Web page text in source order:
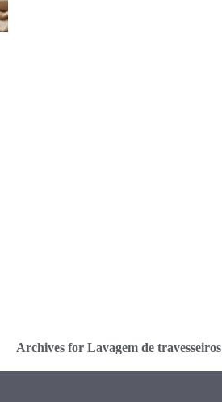
Archives for Lavagem de travesseiros